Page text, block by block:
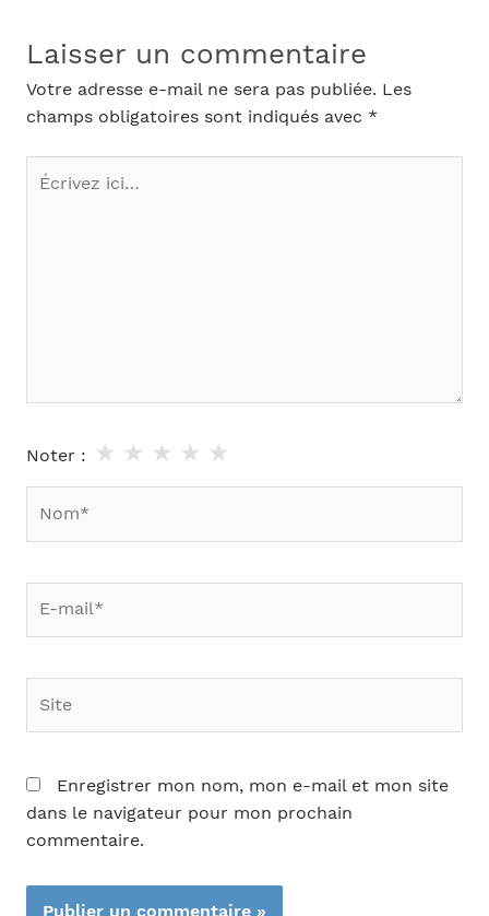
Laisser un commentaire
Votre adresse e-mail ne sera pas publiée. Les
champs obligatoires sont indiqués avec *
Écrivez
Noter : ★
★
★
★
★
Enregistrer mon nom, mon e-mail et mon site
dans le navigateur pour mon prochain
commentaire.